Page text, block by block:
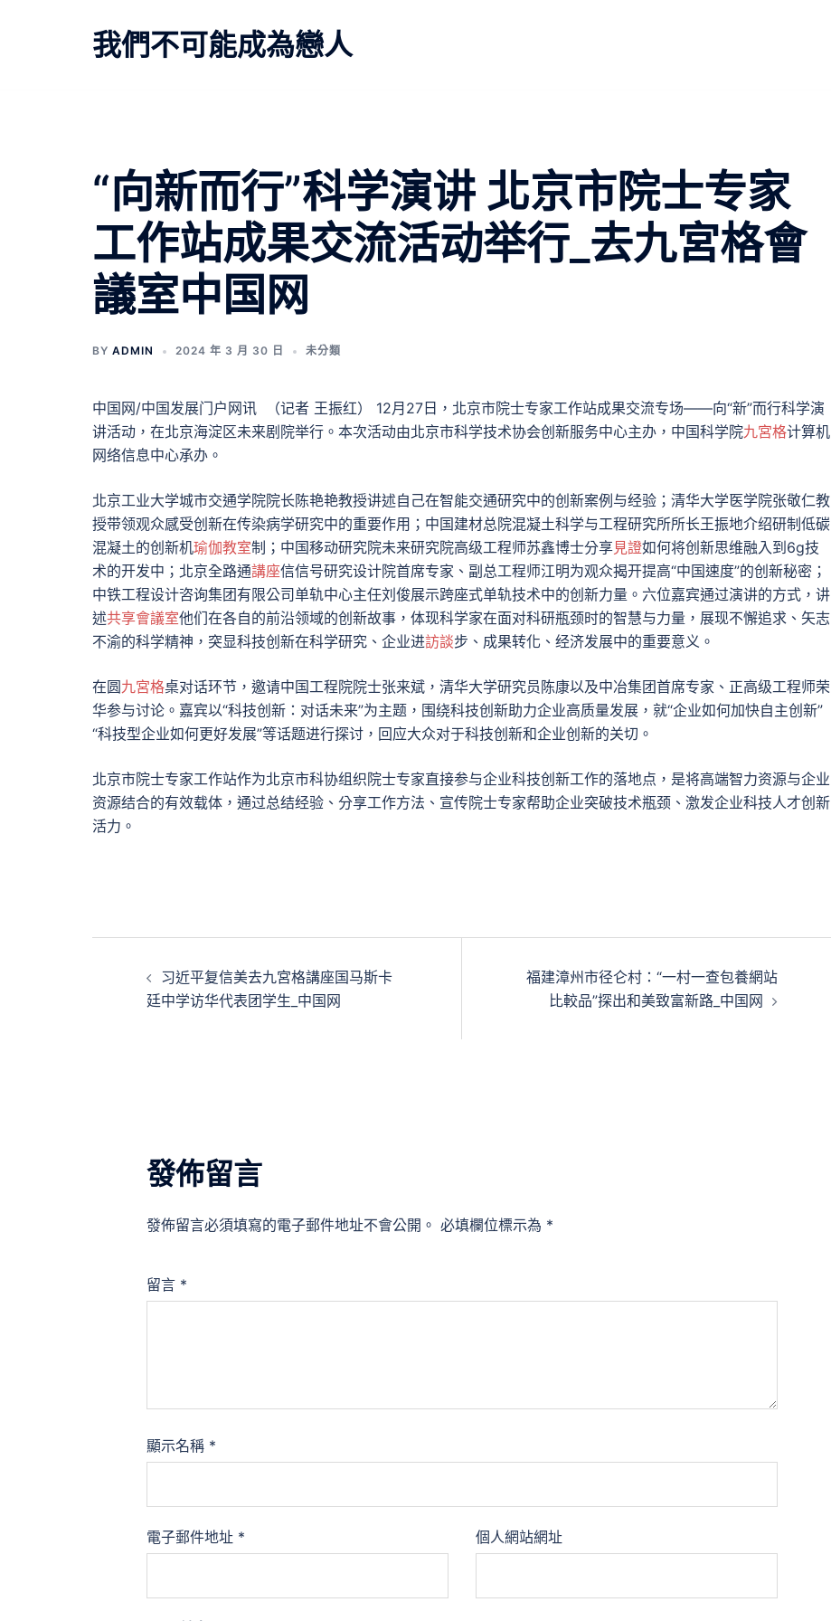
我們不可能成為戀人
“向新而行”科学演讲 北京市院士专家
工作站成果交流活动举行_去九宮格會
議室中国网
BY ADMIN 2024 年 3 月 30 日 未分類
中国网/中国发展门户网讯 （记者 王振红） 12月27日，北京市院士专家工作站成果交流专场——向“新”而行科学演
讲活动，在北京海淀区未来剧院举行。本次活动由北京市科学技术协会创新服务中心主办，中国科学院九宮格计算机
网络信息中心承办。
北京工业大学城市交通学院院长陈艳艳教授讲述自己在智能交通研究中的创新案例与经验；清华大学医学院张敬仁教
授带领观众感受创新在传染病学研究中的重要作用；中国建材总院混凝土科学与工程研究所所长王振地介绍研制低碳
混凝土的创新机瑜伽教室制；中国移动研究院未来研究院高级工程师苏鑫博士分享見證如何将创新思维融入到6g技
术的开发中；北京全路通講座信信号研究设计院首席专家、副总工程师江明为观众揭开提高“中国速度”的创新秘密；
中铁工程设计咨询集团有限公司单轨中心主任刘俊展示跨座式单轨技术中的创新力量。六位嘉宾通过演讲的方式，讲
述共享會議室他们在各自的前沿领域的创新故事，体现科学家在面对科研瓶颈时的智慧与力量，展现不懈追求、矢志
不渝的科学精神，突显科技创新在科学研究、企业进訪談步、成果转化、经济发展中的重要意义。
在圆九宮格桌对话环节，邀请中国工程院院士张来斌，清华大学研究员陈康以及中冶集团首席专家、正高级工程师荣
华参与讨论。嘉宾以“科技创新：对话未来”为主题，围绕科技创新助力企业高质量发展，就“企业如何加快自主创新”
“科技型企业如何更好发展”等话题进行探讨，回应大众对于科技创新和企业创新的关切。
北京市院士专家工作站作为北京市科协组织院士专家直接参与企业科技创新工作的落地点，是将高端智力资源与企业
资源结合的有效载体，通过总结经验、分享工作方法、宣传院士专家帮助企业突破技术瓶颈、激发企业科技人才创新
活力。
习近平复信美去九宮格講座国马斯卡
廷中学访华代表团学生_中国网
福建漳州市径仑村：“一村一查包養網站
比較品”探出和美致富新路_中国网
發佈留言
發佈留言必須填寫的電子郵件地址不會公開。 必填欄位標示為 *
留言 *
顯示名稱 *
電子郵件地址 * 個人網站網址